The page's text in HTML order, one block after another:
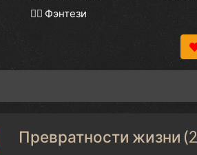
🧝‍♂️ Фэнтези
Превратности жизни